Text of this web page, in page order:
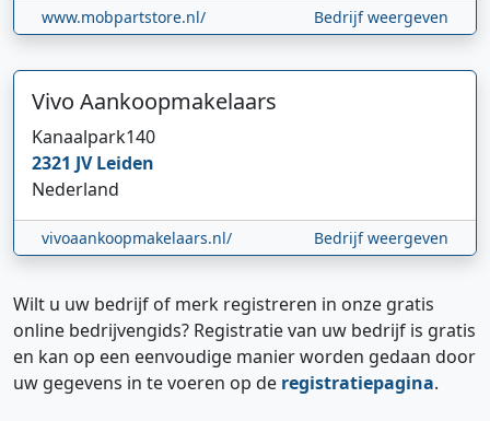
www.mobpartstore.nl/ Bedrijf weergeven
Vivo Aankoopmakelaars
Kanaalpark140
2321 JVLeiden
Nederland
vivoaankoopmakelaars.nl/ Bedrijf weergeven
Wilt u uw bedrijf of merk registreren in onze gratis
online bedrijvengids? Registratie van uw bedrijf is gratis
en kan op een eenvoudige manier worden gedaan door
uw gegevens in te voeren op de registratiepagina.